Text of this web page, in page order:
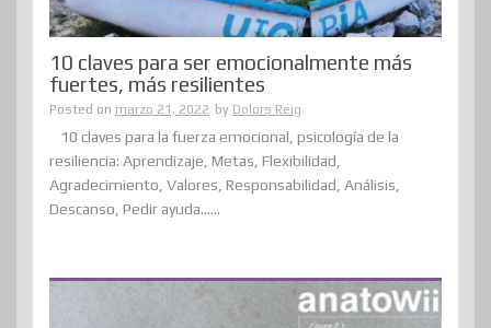
10 claves para ser emocionalmente más
fuertes, más resilientes
Posted on marzo 21, 2022 by Dolors Reig
10 claves para la fuerza emocional, psicología de la
resiliencia: Aprendizaje, Metas, Flexibilidad,
Agradecimiento, Valores, Responsabilidad, Análisis,
Descanso, Pedir ayuda......